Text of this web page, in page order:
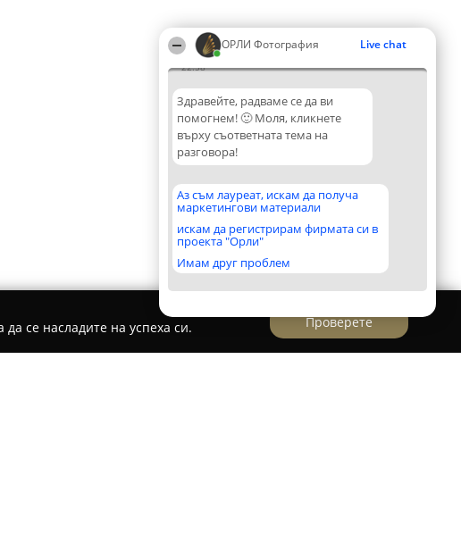
ОРЛИ Фотография Live chat
22:58
Здравейте, радваме се да ви
помогнем! 🙂 Моля, кликнете
върху съответната тема на
разговора!
Аз съм лауреат, искам да получа
маркетингови материали
искам да регистрирам фирмата си в
проекта "Орли"
Имам друг проблем
се насладите на успеха си.
Проверете